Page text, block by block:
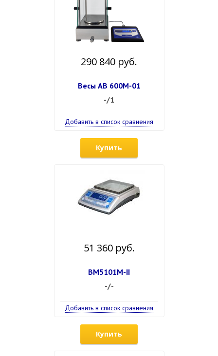
290 840 руб.
Весы АВ 600М-01
-/1
Добавить в список сравнения
Купить
51 360 руб.
ВМ5101М-II
-/-
Добавить в список сравнения
Купить